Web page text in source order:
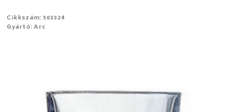
Cikkszám: 503324
Gyártó: Arc